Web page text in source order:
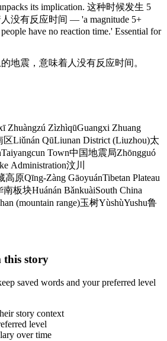
its implication. 这种时候发生 5
没有反应时间 — 'a magnitude 5+
have no reaction time.' Essential for
地震，意味着人没有反应时间。
Zhuàngzú ZìzhìqūGuangxi Zhuang
区Liǔnán QūLiunan District (Liuzhou)太
Taiyangcun Town中国地震局Zhōngguó
Administration汶川
高原Qīng-Zàng GāoyuánTibetan Plateau
南板块Huánán BǎnkuàiSouth China
(mountain range)玉树YùshùYushu鲁
this story
saved words and your preferred level
story context
level
over time